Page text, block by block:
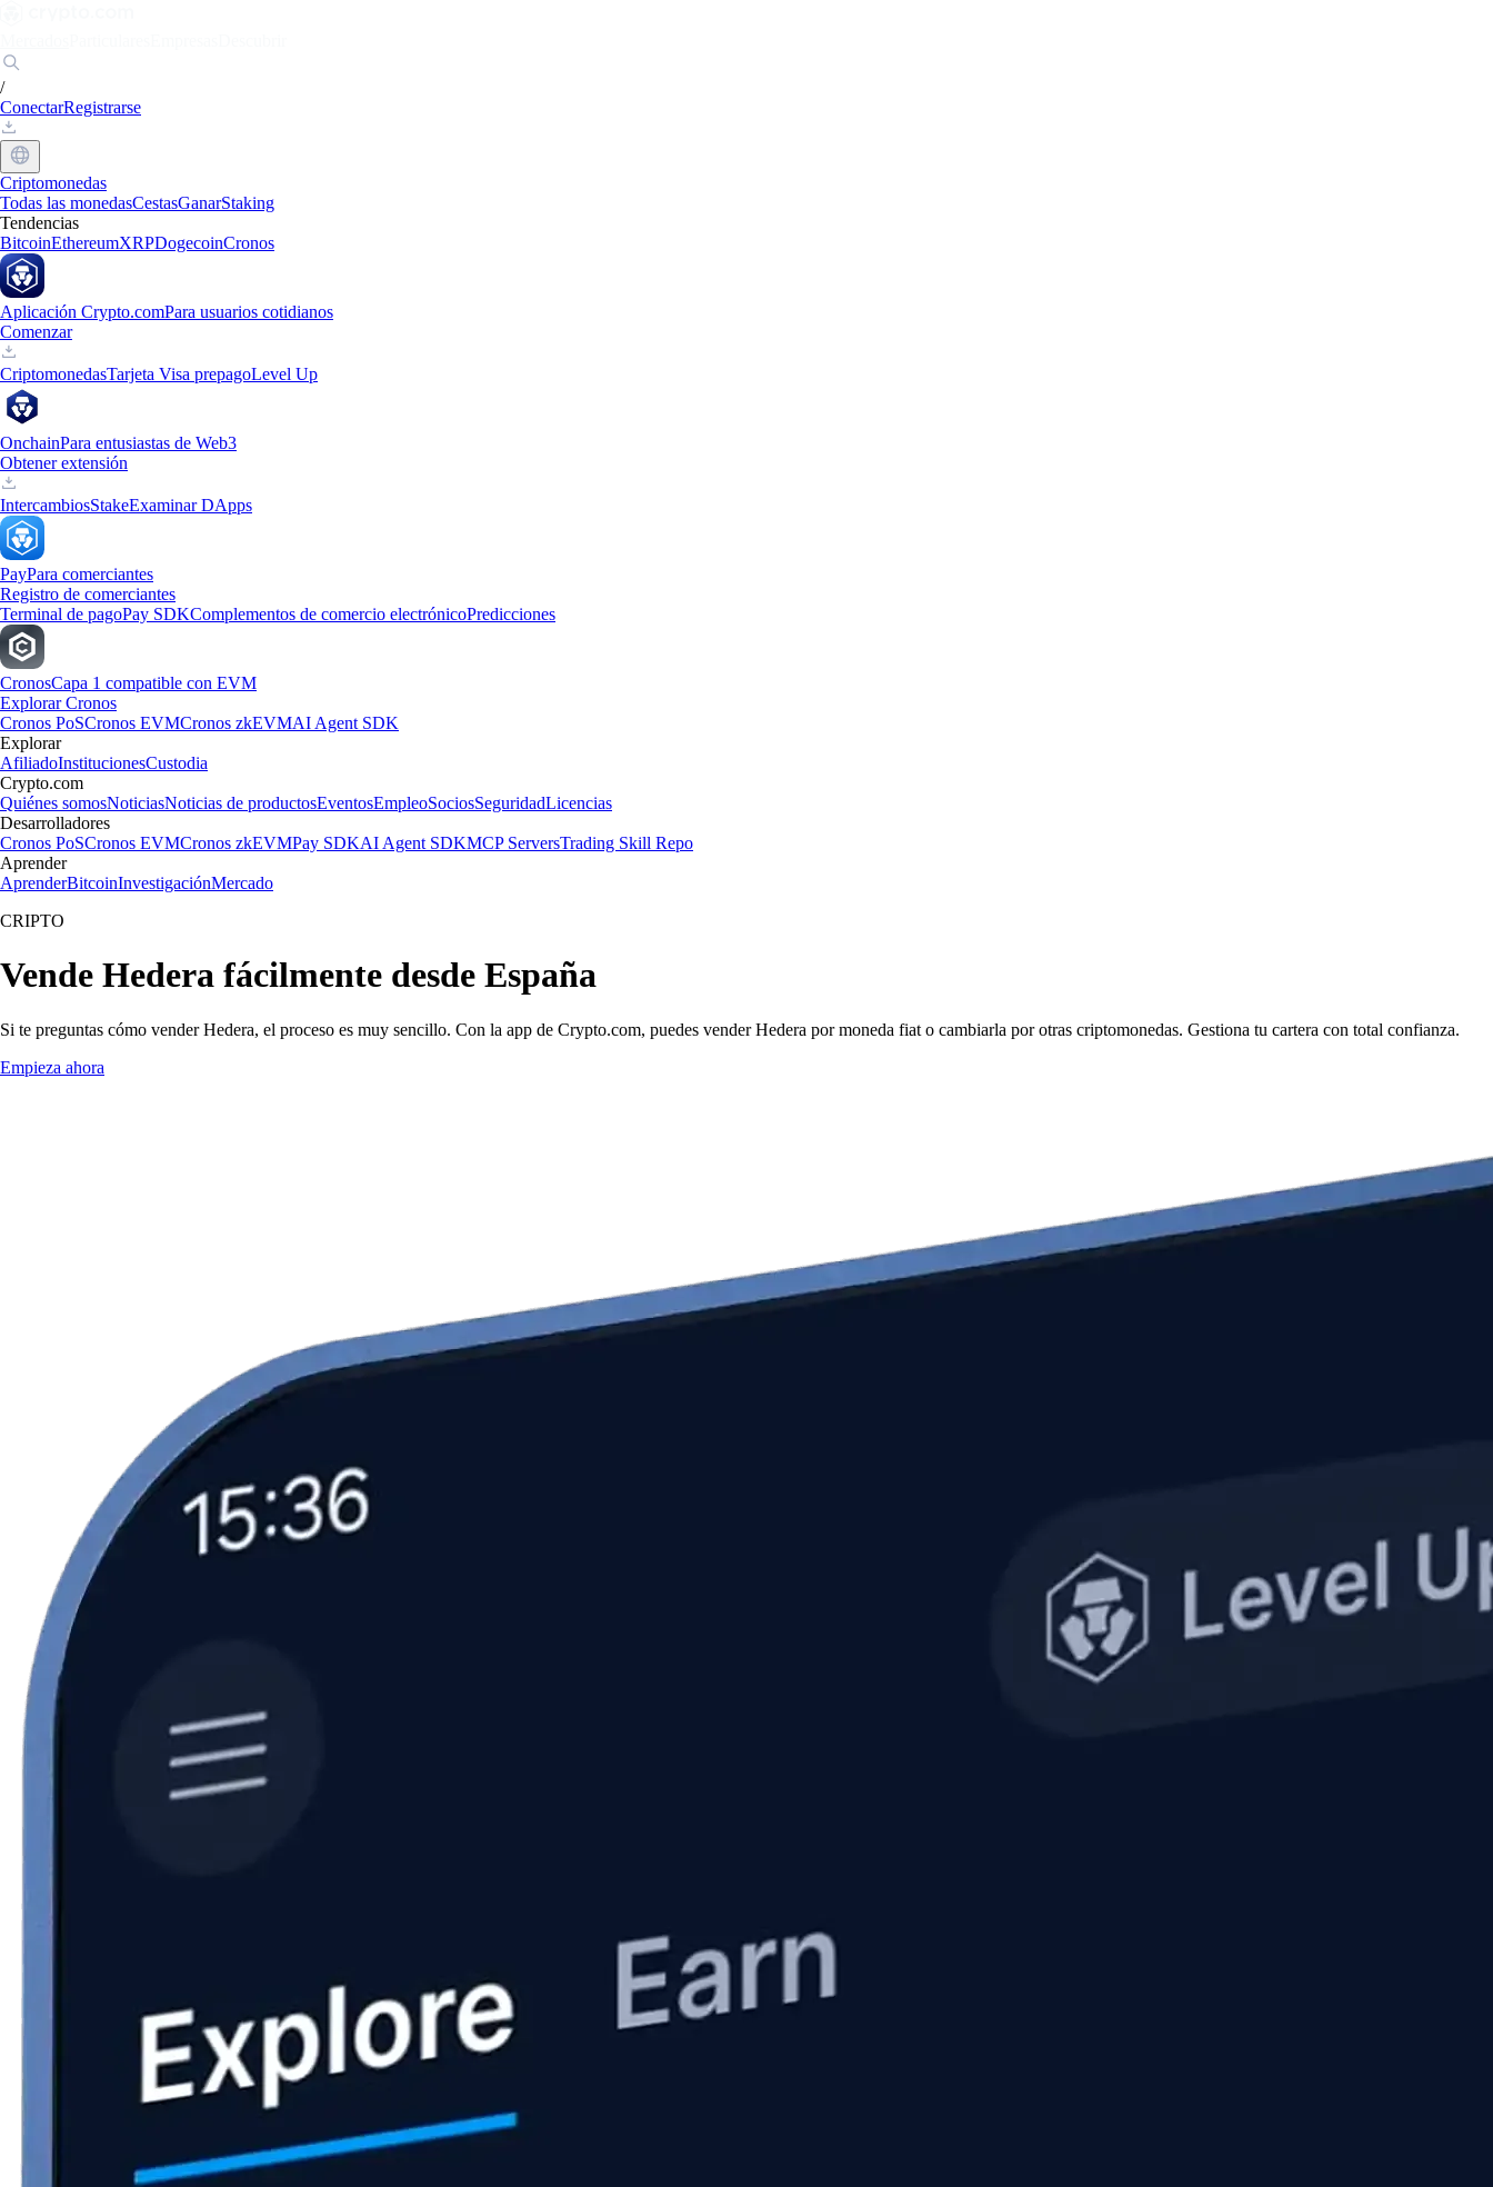
/
ConectarRegistrarse
Criptomonedas
Todas las monedasCestasGanarStaking
Tendencias
BitcoinEthereumXRPDogecoinCronos
Aplicación Crypto.comPara usuarios cotidianos
Comenzar
CriptomonedasTarjeta Visa prepagoLevel Up
OnchainPara entusiastas de Web3
Obtener extensión
IntercambiosStakeExaminar DApps
PayPara comerciantes
Registro de comerciantes
Terminal de pagoPay SDKComplementos de comercio electrónicoPredicciones
CronosCapa 1 compatible con EVM
Explorar Cronos
Cronos PoSCronos EVMCronos zkEVMAI Agent SDK
Explorar
AfiliadoInstitucionesCustodia
Crypto.com
Quiénes somosNoticiasNoticias de productosEventosEmpleoSociosSeguridadLicencias
Desarrolladores
Cronos PoSCronos EVMCronos zkEVMPay SDKAI Agent SDKMCP ServersTrading Skill Repo
Aprender
AprenderBitcoinInvestigaciónMercado
CRIPTO
Vende Hedera fácilmente desde España
Si te preguntas cómo vender Hedera, el proceso es muy sencillo. Con la app de Crypto.com, puedes vender Hedera por moneda fiat o cambiarla por otras criptomonedas. Gestiona tu cartera con total confianza.
Empieza ahora